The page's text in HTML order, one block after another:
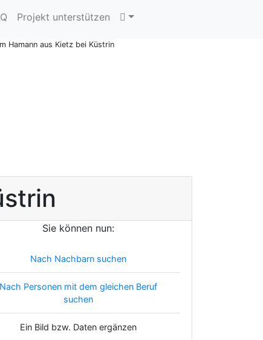
Projekt unterstützen
Hamann aus Kietz bei Küstrin
Sie können nun:
Nach Nachbarn suchen
Nach Personen mit dem gleichen Beruf
suchen
Ein Bild bzw. Daten ergänzen